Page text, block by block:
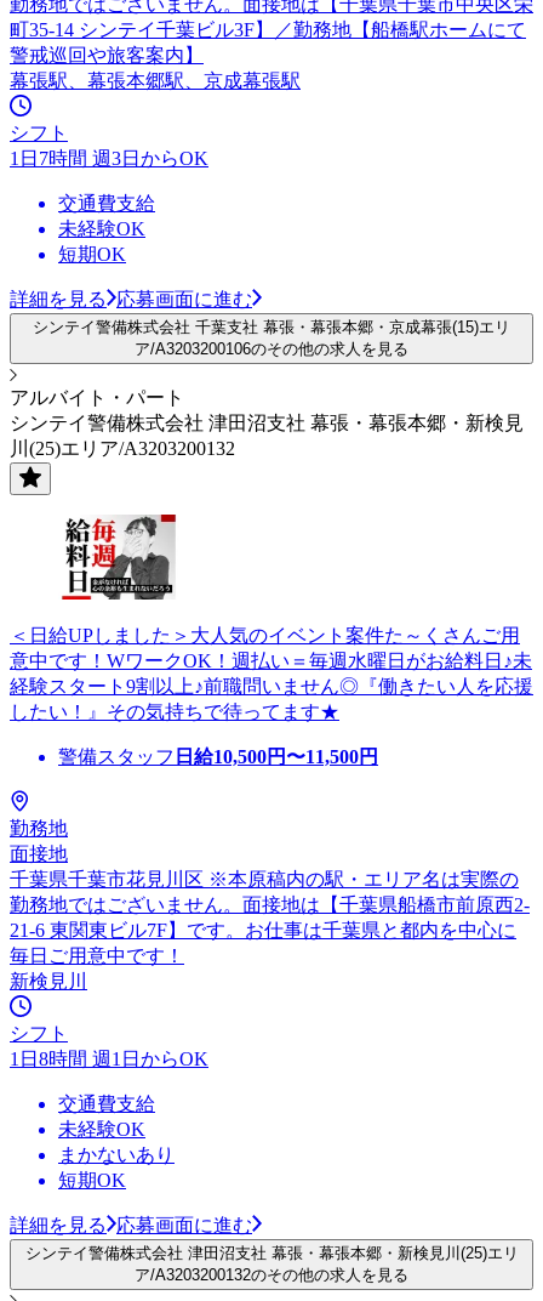
町35-14 シンテイ千葉ビル3F】／勤務地【船橋駅ホームにて
警戒巡回や旅客案内】
幕張駅、幕張本郷駅、京成幕張駅
シフト
1日7時間 週3日からOK
交通費支給
未経験OK
短期OK
詳細を見る 応募画面に進む
シンテイ警備株式会社 千葉支社 幕張・幕張本郷・京成幕張(15)エリ
ア/A3203200106のその他の求人を見る
アルバイト・パート
シンテイ警備株式会社 津田沼支社 幕張・幕張本郷・新検見
川(25)エリア/A3203200132
＜日給UPしました＞大人気のイベント案件た～くさんご用
意中です！WワークOK！週払い＝毎週水曜日がお給料日♪未
経験スタート9割以上♪前職問いません◎『働きたい人を応援
したい！』その気持ちで待ってます★
警備スタッフ 日給10,500円〜11,500円
勤務地
面接地
千葉県千葉市花見川区 ※本原稿内の駅・エリア名は実際の
勤務地ではございません。面接地は【千葉県船橋市前原西2-
21-6 東関東ビル7F】です。お仕事は千葉県と都内を中心に
毎日ご用意中です！
新検見川
シフト
1日8時間 週1日からOK
交通費支給
未経験OK
まかないあり
短期OK
詳細を見る 応募画面に進む
シンテイ警備株式会社 津田沼支社 幕張・幕張本郷・新検見川(25)エリ
ア/A3203200132のその他の求人を見る